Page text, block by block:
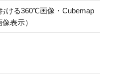
ける360℃画像・Cubemap
表示）